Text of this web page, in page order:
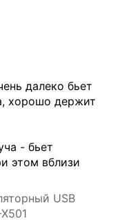
далеко бьет
хорошо держит
- бьет
этом вблизи
USB